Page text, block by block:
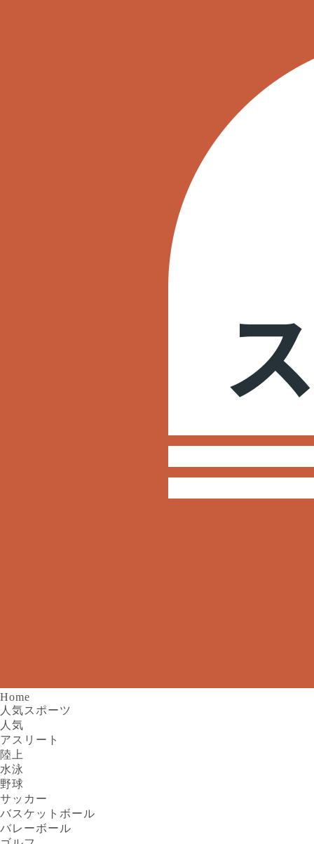
Home
人気スポーツ
人気
アスリート
陸上
水泳
野球
サッカー
バスケットボール
バレーボール